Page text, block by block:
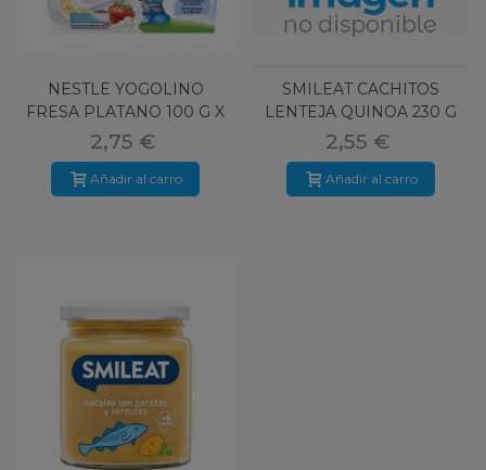
NESTLE YOGOLINO
FRESA PLATANO 100 G X
4 TARRINAS
2,75 €
Añadir al carro
SMILEAT CACHITOS
LENTEJA QUINOA 230 G
2,55 €
Añadir al carro